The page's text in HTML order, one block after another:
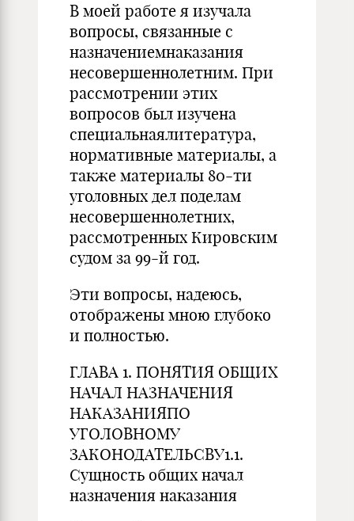
В моей работе я изучала
вопросы, связанные с
назначениемнаказания
несовершеннолетним. При
рассмотрении этих
вопросов был изучена
специальнаялитература,
нормативные материалы, а
также материалы 80-ти
уголовных дел поделам
несовершеннолетних,
рассмотренных Кировским
судом за 99-й год.
Эти вопросы, надеюсь,
отображены мною глубоко
и полностью.
ГЛАВА 1. ПОНЯТИЯ ОБЩИХ
НАЧАЛ НАЗНАЧЕНИЯ
НАКАЗАНИЯПО
УГОЛОВНОМУ
ЗАКОНОДАТЕЛЬСВУ1.1.
Сущность общих начал
назначения наказания